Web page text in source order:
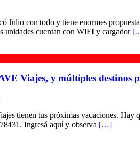
Julio con todo y tiene enormes
unidades cuentan con WIFI y cargador
Viajes, y múltiples destinos
tienen tus próximas vacaciones.
Ingresá aquí y observa […]